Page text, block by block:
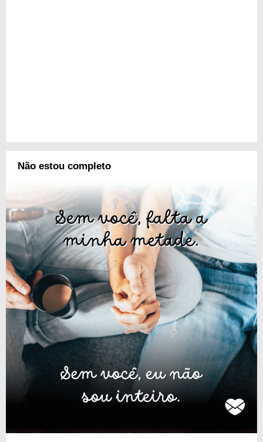
Não estou completo